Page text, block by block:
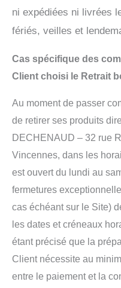
ni expédiées ni livrées
fériés, veilles et
Cas spécifique des
Client choisi le Retrait
Au moment de passer
de retirer ses produits
DECHENAUD – 32 rue
Vincennes, dans les
est ouvert du lundi au
fermetures
cas échéant sur le Site)
les dates et créneaux
étant précisé que la
Client nécessite au
entre le paiement et la